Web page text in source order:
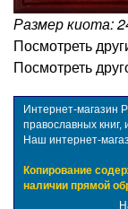
Размер киота:
Посмотреть
Посмотреть
Интернет-магазин
православных книг,
Наш интернет-
Копирование
наличии прямой